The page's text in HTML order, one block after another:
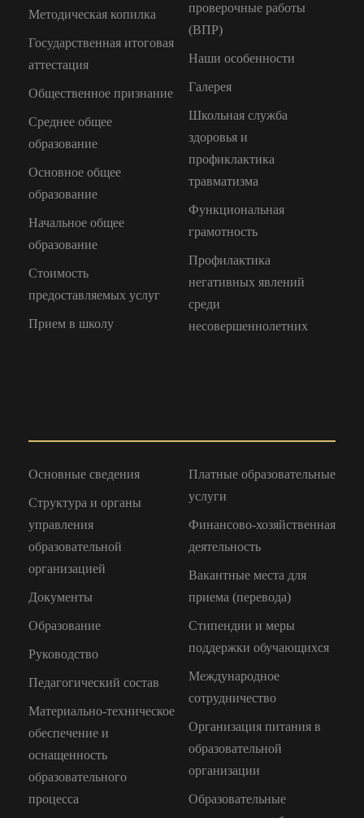
Методическая копилка
Государственная итоговая
аттестация
Общественное признание
Среднее общее
образование
Основное общее
образование
Начальное общее
образование
Стоимость
предоставляемых услуг
Прием в школу
проверочные работы
(ВПР)
Наши особенности
Галерея
Школьная служба
здоровья и
профиклактика
травматизма
Функциональная
грамотность
Профилактика
негативных явлений
среди
несовершеннолетних
Основные сведения
Структура и органы
управления
образовательной
организацией
Документы
Образование
Руководство
Педагогический состав
Материально-техническое
обеспечение и
оснащенность
образовательного
процесса
Платные образовательные
услуги
Финансово-хозяйственная
деятельность
Вакантные места для
приема (перевода)
Стипендии и меры
поддержки обучающихся
Международное
сотрудничество
Организация питания в
образовательной
организации
Образовательные